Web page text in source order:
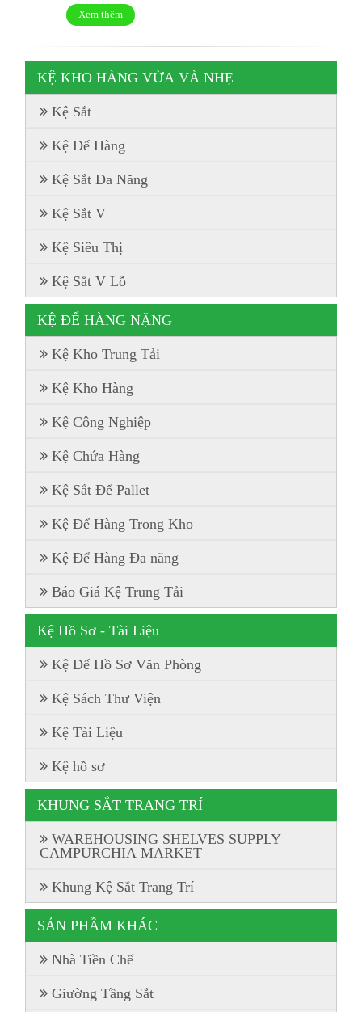
Xem thêm
KỆ KHO HÀNG VỪA VÀ NHẸ
Kệ Sắt
Kệ Để Hàng
Kệ Sắt Đa Năng
Kệ Sắt V
Kệ Siêu Thị
Kệ Sắt V Lỗ
KỆ ĐỂ HÀNG NẶNG
Kệ Kho Trung Tải
Kệ Kho Hàng
Kệ Công Nghiệp
Kệ Chứa Hàng
Kệ Sắt Để Pallet
Kệ Để Hàng Trong Kho
Kệ Để Hàng Đa năng
Báo Giá Kệ Trung Tải
Kệ Hồ Sơ - Tài Liệu
Kệ Để Hồ Sơ Văn Phòng
Kệ Sách Thư Viện
Kệ Tài Liệu
Kệ hồ sơ
KHUNG SẮT TRANG TRÍ
WAREHOUSING SHELVES SUPPLY
CAMPURCHIA MARKET
Khung Kệ Sắt Trang Trí
SẢN PHẦM KHÁC
Nhà Tiền Chế
Giường Tầng Sắt